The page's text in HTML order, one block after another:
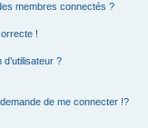
membres connectés ?
!
?
de me connecter !?